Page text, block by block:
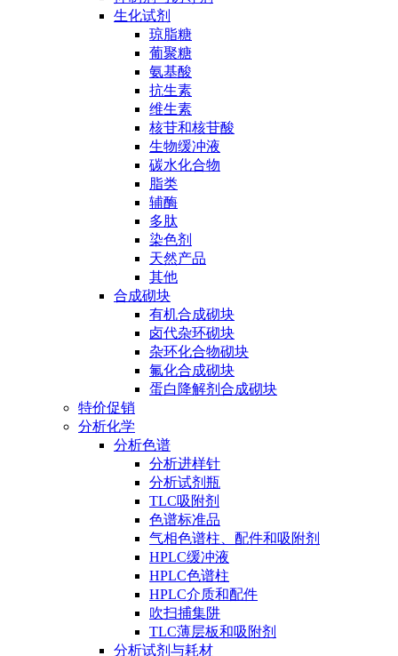
生化试剂
琼脂糖
葡聚糖
氨基酸
抗生素
维生素
核苷和核苷酸
生物缓冲液
碳水化合物
脂类
辅酶
多肽
染色剂
天然产品
其他
合成砌块
有机合成砌块
卤代杂环砌块
杂环化合物砌块
氟化合成砌块
蛋白降解剂合成砌块
特价促销
分析化学
分析色谱
分析进样针
分析试剂瓶
TLC吸附剂
色谱标准品
气相色谱柱、配件和吸附剂
HPLC缓冲液
HPLC色谱柱
HPLC介质和配件
吹扫捕集阱
TLC薄层板和吸附剂
分析试剂与耗材